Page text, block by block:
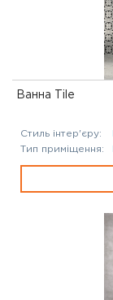
Ванна Tile
Стиль інтер'єру:
Тип приміщення: